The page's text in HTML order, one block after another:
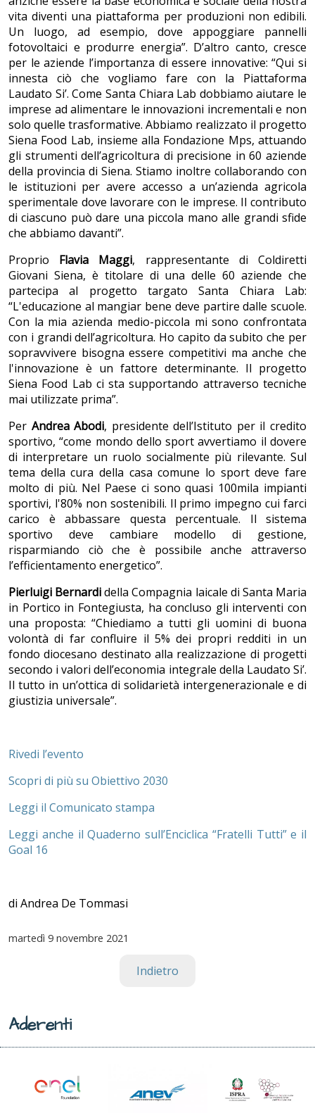
vita diventi una piattaforma per produzioni non edibili.
Un luogo, ad esempio, dove appoggiare pannelli
fotovoltaici e produrre energia”. D’altro canto, cresce
per le aziende l’importanza di essere innovative: “Qui si
innesta ciò che vogliamo fare con la Piattaforma
Laudato Si’. Come Santa Chiara Lab dobbiamo aiutare le
imprese ad alimentare le innovazioni incrementali e non
solo quelle trasformative. Abbiamo realizzato il progetto
Siena Food Lab, insieme alla Fondazione Mps, attuando
gli strumenti dell’agricoltura di precisione in 60 aziende
della provincia di Siena. Stiamo inoltre collaborando con
le istituzioni per avere accesso a un’azienda agricola
sperimentale dove lavorare con le imprese. Il contributo
di ciascuno può dare una piccola mano alle grandi sfide
che abbiamo davanti”.
Proprio Flavia Maggi, rappresentante di Coldiretti
Giovani Siena, è titolare di una delle 60 aziende che
partecipa al progetto targato Santa Chiara Lab:
“L'educazione al mangiar bene deve partire dalle scuole.
Con la mia azienda medio-piccola mi sono confrontata
con i grandi dell’agricoltura. Ho capito da subito che per
sopravvivere bisogna essere competitivi ma anche che
l'innovazione è un fattore determinante. Il progetto
Siena Food Lab ci sta supportando attraverso tecniche
mai utilizzate prima”.
Per Andrea Abodi, presidente dell’Istituto per il credito
sportivo, “come mondo dello sport avvertiamo il dovere
di interpretare un ruolo socialmente più rilevante. Sul
tema della cura della casa comune lo sport deve fare
molto di più. Nel Paese ci sono quasi 100mila impianti
sportivi, l'80% non sostenibili. Il primo impegno cui farci
carico è abbassare questa percentuale. Il sistema
sportivo deve cambiare modello di gestione,
risparmiando ciò che è possibile anche attraverso
l’efficientamento energetico”.
Pierluigi Bernardidella Compagnia laicale di Santa Maria
in Portico in Fontegiusta, ha concluso gli interventi con
una proposta: “Chiediamo a tutti gli uomini di buona
volontà di far confluire il 5% dei propri redditi in un
fondo diocesano destinato alla realizzazione di progetti
secondo i valori dell’economia integrale della Laudato Si’.
Il tutto in un’ottica di solidarietà intergenerazionale e di
giustizia universale”.
Rivedi l’evento
Scopri di più su Obiettivo 2030
Leggi il Comunicato stampa
Leggi anche il Quaderno sull’Enciclica “Fratelli Tutti” e il
Goal 16
di Andrea De Tommasi
martedì 9 novembre 2021
Indietro
Aderenti